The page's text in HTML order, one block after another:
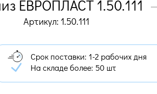
ЕВРОПЛАСТ 1.50.111
Артикул: 1.50.111
Срок поставки: 1-2 рабочих дня
На складе более: 50 шт